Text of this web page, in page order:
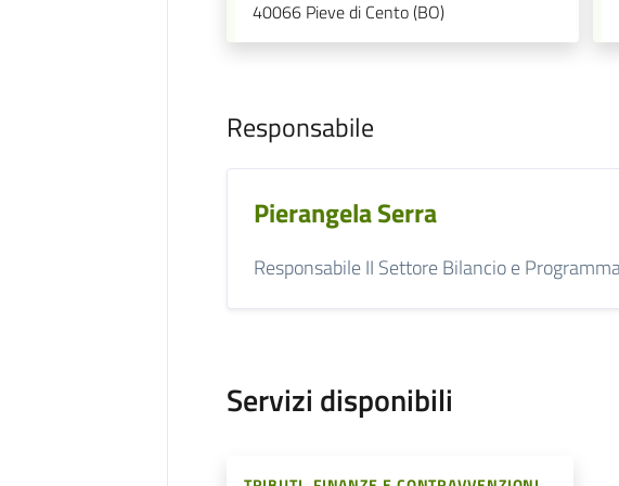
40066 Pieve di Cento (BO)
Responsabile
Pierangela Serra
Responsabile II Settore Bilancio e
Servizi disponibili